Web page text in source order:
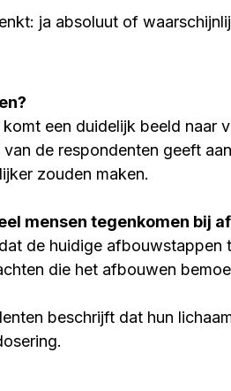
ja absoluut of
een duidelijk beeld naar
de respondenten geeft
zouden maken.
mensen tegenkomen bij
de huidige afbouwstappen
die het afbouwen
beschrijft dat hun